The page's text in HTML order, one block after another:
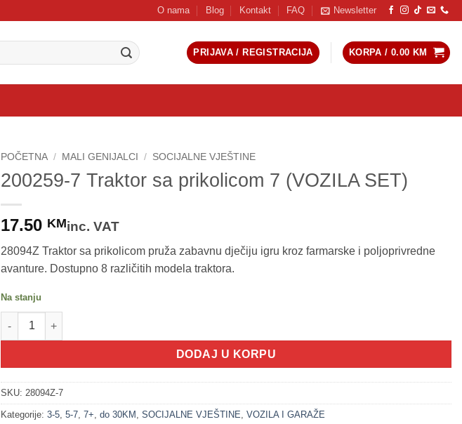
O nama Blog Kontakt FAQ Newsletter
PRIJAVA / REGISTRACIJA KORPA / 0.00 KM
POČETNA / MALI GENIJALCI / SOCIJALNE VJEŠTINE
200259-7 Traktor sa prikolicom 7 (VOZILA SET)
17.50 KMinc. VAT
28094Z Traktor sa prikolicom pruža zabavnu dječiju igru kroz farmarske i poljoprivredne
avanture. Dostupno 8 različitih modela traktora.
Na stanju
200259-7 Traktor sa prikolicom 7 (VOZILA SET) količina
DODAJ U KORPU
SKU: 28094Z-7
Kategorije: 3-5, 5-7, 7+, do 30KM , SOCIJALNE VJEŠTINE, VOZILA I GARAŽE